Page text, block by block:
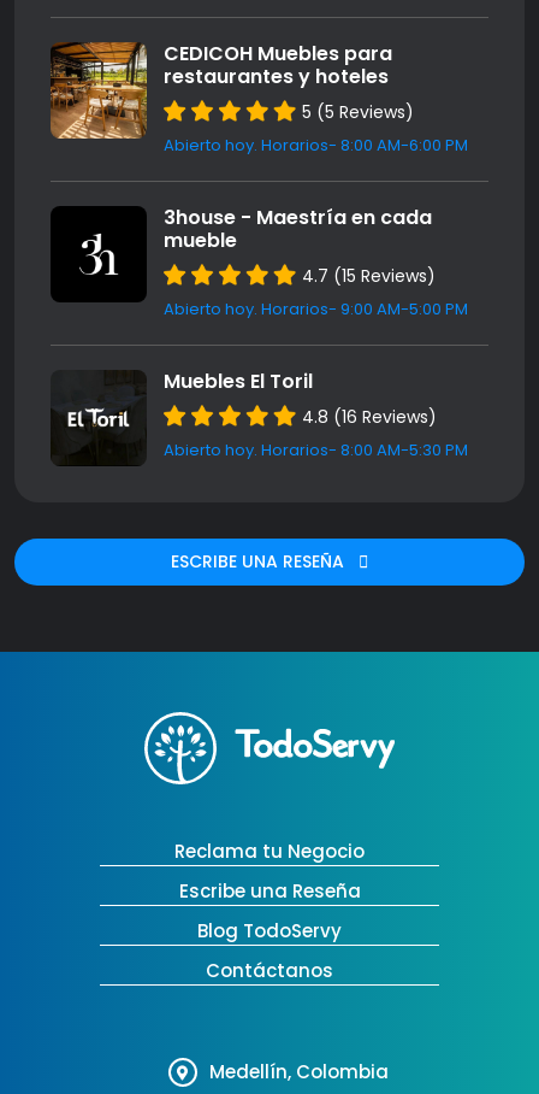
CEDICOH Muebles para
restaurantes y hoteles
5 (5 Reviews)
Abierto hoy. Horarios- 8:00 AM-6:00 PM
3house - Maestría en cada
mueble
4.7 (15 Reviews)
Abierto hoy. Horarios- 9:00 AM-5:00 PM
Muebles El Toril
4.8 (16 Reviews)
Abierto hoy. Horarios- 8:00 AM-5:30 PM
ESCRIBE UNA RESEÑA
Reclama tu Negocio
Escribe una Reseña
Blog TodoServy
Contáctanos
Medellín, Colombia